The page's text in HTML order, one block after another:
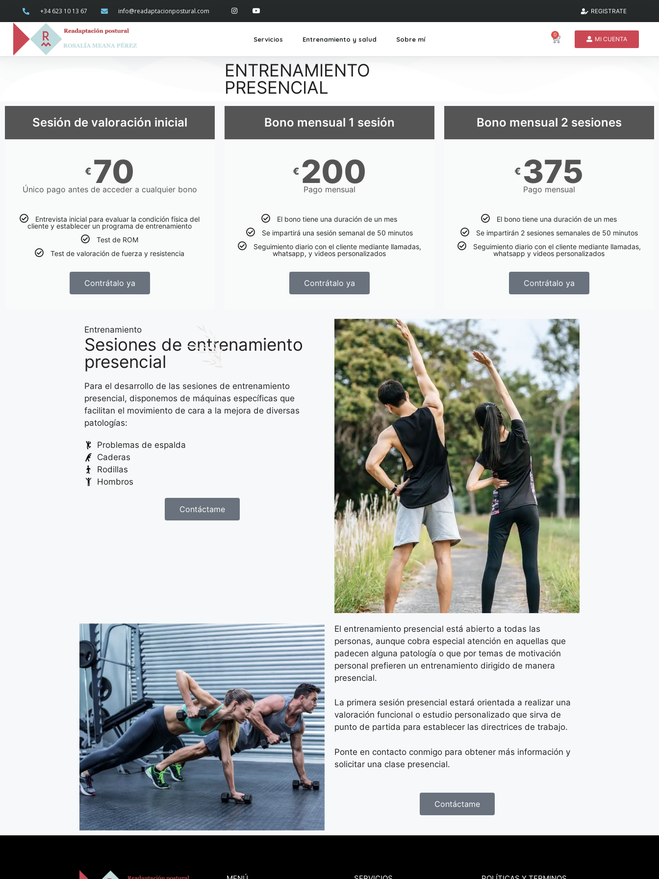
+34 623 10 13 67 info@readaptacionpostural.com REGISTRATE
Servicios Entrenamiento y salud Sobre mí
0
MI CUENTA
ENTRENAMIENTO
PRESENCIAL
Sesión de valoración inicial
€ 70
Único pago antes de acceder a cualquier bono
Entrevista inicial para evaluar la condición física del
cliente y establecer un programa de entrenamiento
Test de ROM
Test de valoración de fuerza y resistencia
Contrátalo ya
Bono mensual 1 sesión
€ 200
Pago mensual
El bono tiene una duración de un mes
Se impartirá una sesión semanal de 50 minutos
Seguimiento diario con el cliente mediante llamadas,
whatsapp, y videos personalizados
Contrátalo ya
Bono mensual 2 sesiones
€ 375
Pago mensual
El bono tiene una duración de un mes
Se impartirán 2 sesiones semanales de 50 minutos
Seguimiento diario con el cliente mediante llamadas,
whatsapp y videos personalizados
Contrátalo ya
Entrenamiento
Sesiones de entrenamiento
presencial
Para el desarrollo de las sesiones de entrenamiento
presencial, disponemos de máquinas específicas que
facilitan el movimiento de cara a la mejora de diversas
patologías:
Problemas de espalda
Caderas
Rodillas
Hombros
Contáctame
El entrenamiento presencial está abierto a todas las
personas, aunque cobra especial atención en aquellas que
padecen alguna patología o que por temas de motivación
personal prefieren un entrenamiento dirigido de manera
presencial.
La primera sesión presencial estará orientada a realizar una
valoración funcional o estudio personalizado que sirva de
punto de partida para establecer las directrices de trabajo.
Ponte en contacto conmigo para obtener más información y
solicitar una clase presencial.
Contáctame